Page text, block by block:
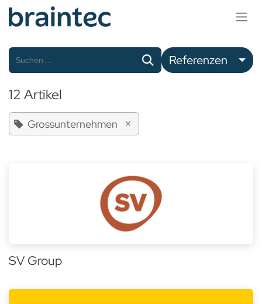
Zum Inhalt springen
Referenzen
12 Artikel
Grossunternehmen ×
SV Group